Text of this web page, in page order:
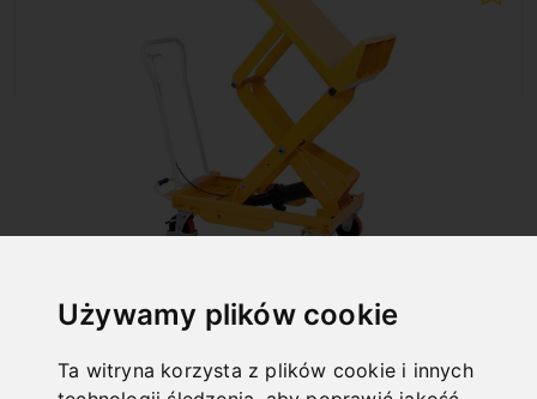
Używamy plików cookie
Ta witryna korzysta z plików cookie i innych
HK 800
1 512,00 €